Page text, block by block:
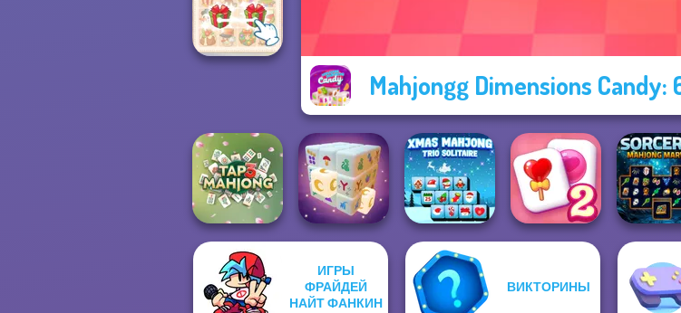
Mahjongg Dimensions Candy:
Farm Mahjong
3D
2
Tap 3 Mahjong Mystic Mahjong
Xmas Mahjong
Trio Solitaire
Solitaire
Sorcerer
Mahjong
ИГРЫ
ФРАЙДЕЙ
НАЙТ ФАНКИН
ВИКТОРИНЫ